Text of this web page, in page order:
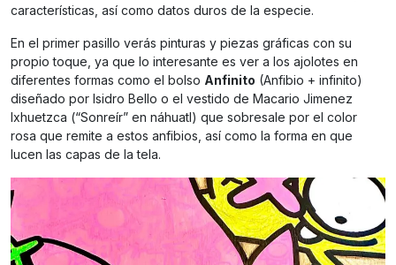
características, así como datos duros de la especie.
En el primer pasillo verás pinturas y piezas gráficas con su
propio toque, ya que lo interesante es ver a los ajolotes en
diferentes formas como el bolso Anfinito (Anfibio + infinito)
diseñado por Isidro Bello o el vestido de Macario Jimenez
Ixhuetzca (“Sonreír” en náhuatl) que sobresale por el color
rosa que remite a estos anfibios, así como la forma en que
lucen las capas de la tela.